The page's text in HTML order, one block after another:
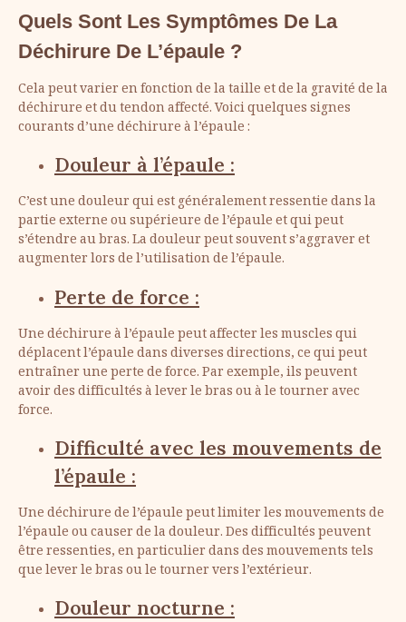
Quels Sont Les Symptômes De La
Déchirure De L’épaule ?
Cela peut varier en fonction de la taille et de la gravité de la
déchirure et du tendon affecté. Voici quelques signes
courants d’une déchirure à l’épaule :
Douleur à l’épaule :
C’est une douleur qui est généralement ressentie dans la
partie externe ou supérieure de l’épaule et qui peut
s’étendre au bras. La douleur peut souvent s’aggraver et
augmenter lors de l’utilisation de l’épaule.
Perte de force :
Une déchirure à l’épaule peut affecter les muscles qui
déplacent l’épaule dans diverses directions, ce qui peut
entraîner une perte de force. Par exemple, ils peuvent
avoir des difficultés à lever le bras ou à le tourner avec
force.
Difficulté avec les mouvements de
l’épaule :
Une déchirure de l’épaule peut limiter les mouvements de
l’épaule ou causer de la douleur. Des difficultés peuvent
être ressenties, en particulier dans des mouvements tels
que lever le bras ou le tourner vers l’extérieur.
Douleur nocturne :